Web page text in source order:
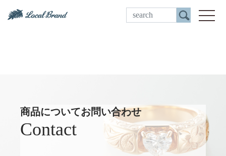
ご来店予約
商品についてお問い合わせ
Contact